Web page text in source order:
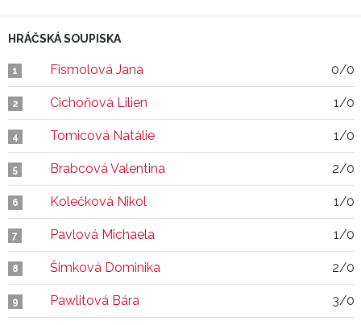
HRÁČSKÁ SOUPISKA
1 Fismolová Jana 0/0
2 Cichoňová Lilien 1/0
4 Tomicová Natálie 1/0
5 Brabcová Valentina 2/0
6 Kolečková Nikol 1/0
7 Pavlová Michaela 1/0
8 Šimková Dominika 2/0
9 Pawlitová Bára 3/0